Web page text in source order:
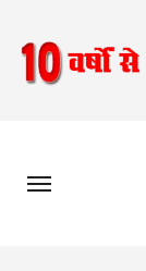
content